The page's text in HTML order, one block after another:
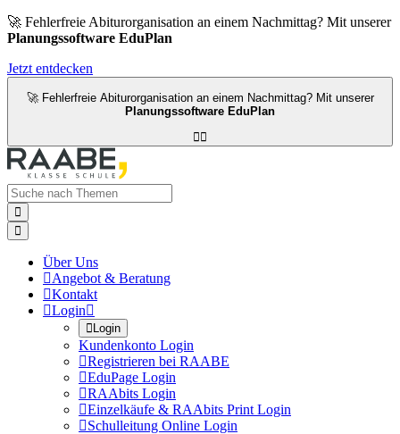
🚀 Fehlerfreie Abiturorganisation an einem Nachmittag? Mit unserer
Planungssoftware EduPlan
Jetzt entdecken
🚀 Fehlerfreie Abiturorganisation an einem Nachmittag? Mit unserer
Planungssoftware EduPlan



Über Uns
Angebot & Beratung
Kontakt
Login
Login
Kundenkonto Login
Registrieren bei RAABE
EduPage Login
RAAbits Login
Einzelkäufe & RAAbits Print Login
Schulleitung Online Login